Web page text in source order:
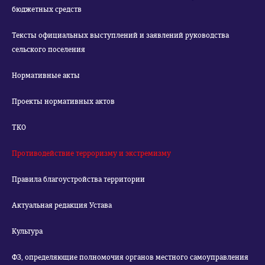
бюджетных средств
Тексты официальных выступлений и заявлений руководства
сельского поселения
Нормативные акты
Проекты нормативных актов
ТКО
Противодействие терроризму и экстремизму
Правила благоустройства территории
Актуальная редакция Устава
Культура
ФЗ, определяющие полномочия органов местного самоуправления